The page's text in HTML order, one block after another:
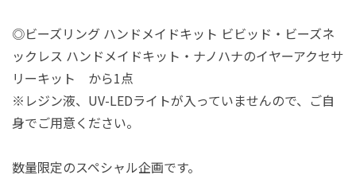
◎ビーズリング ハンドメイドキット ビビッド・ビーズネ
ックレス ハンドメイドキット・ナノハナのイヤーアクセサ
リーキット から1点
※レジン液、UV-LEDライトが入っていませんので、ご自
身でご用意ください。
数量限定のスペシャル企画です。